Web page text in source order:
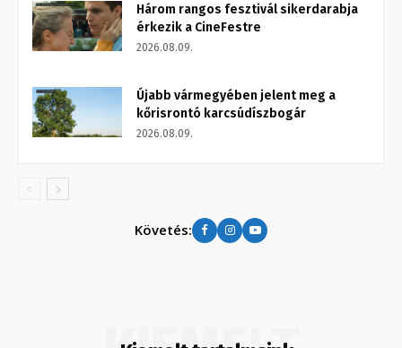
Három rangos fesztivál sikerdarabja
érkezik a CineFestre
2026.08.09.
Újabb vármegyében jelent meg a
kőrisrontó karcsúdíszbogár
2026.08.09.
Követés: